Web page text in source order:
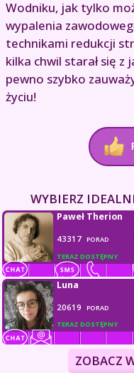
Wodniku, jak tylko
wypalenia
technikami redukcji
kilka chwil starał się
pewno szybko
życiu!
WYBIERZ
TERAZ DOSTĘPNY
Paweł Therion
43317 PORAD
TERAZ DOSTĘPNY
Luna
20619
PORAD
ZOBACZ